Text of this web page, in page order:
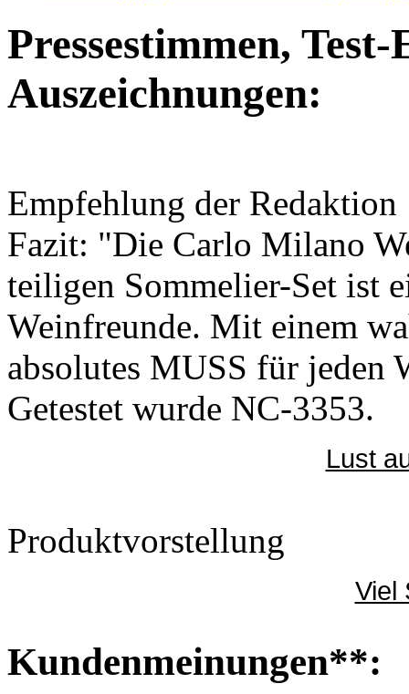
Pressestimmen,
Auszeichnungen:
Empfehlung der Redaktion
Fazit: "Die Carlo Milano
teiligen Sommelier-Set ist
Weinfreunde. Mit einem
absolutes MUSS für jeden
Getestet wurde NC-3353.
Lust
Produktvorstellung
Viel
Kundenmeinungen**: